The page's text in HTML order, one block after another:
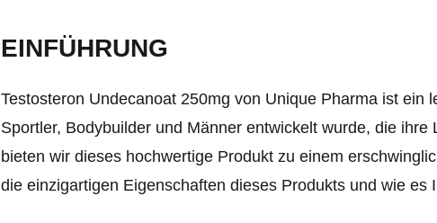
EINFÜHRUNG
Testosteron Undecanoat 250mg von Unique Pharma ist
Sportler, Bodybuilder und Männer entwickelt wurde, die
bieten wir dieses hochwertige Produkt zu einem
die einzigartigen Eigenschaften dieses Produkts und wie es